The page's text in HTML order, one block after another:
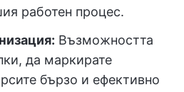
работен процес.
Възможността
да маркирате
бързо и ефективно